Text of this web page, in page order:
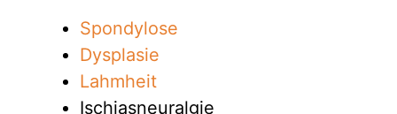
Spondylose
Dysplasie
Lahmheit
Ischiasneuralgie